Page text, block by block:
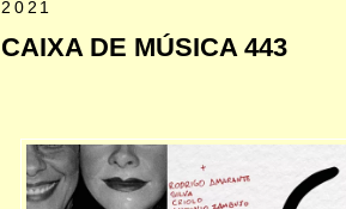
2021
CAIXA DE MÚSICA 443